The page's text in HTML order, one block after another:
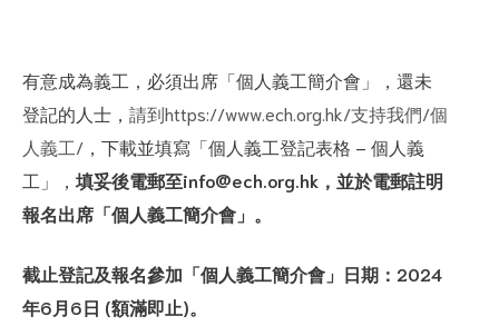
有意成為義工，必須出席「個人義工簡介會」，還未
登記的人士， 請到https://www.ech.org.hk/支持我們/個
人義工/ ，下載並填寫「個人義工登記表格 – 個人義
工」， 填妥後電郵至info@ech.org.hk，並於電郵註明
報名出席「個人義工簡介會」。
截止登記及報名參加「個人義工簡介會」日期：2024
年6月6日 (額滿即止)。